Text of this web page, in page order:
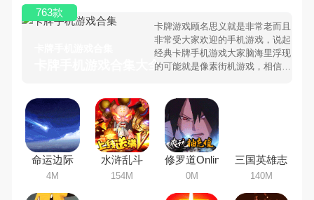
卡牌手机游戏合集大全 >
卡牌游戏顾名思义就是非常老而且
非常受大家欢迎的手机游戏，说起
经典卡牌手机游戏大家脑海里浮现
的可能就是像素街机游戏，相信很
牌手机游戏有哪些呢？游戏今天，
98手游下载站小编芒果味的怪咖给
大家搜集整理了所以卡牌手机游戏
合集，欢迎大家前来选择下载体验
763款
命运边际
4M
水浒乱斗
154M
修罗道Online
0M
三国英雄志
140M